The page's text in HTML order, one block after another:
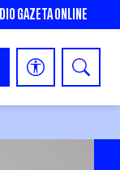
GAZETA ONLINE